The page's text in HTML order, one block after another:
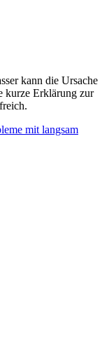
kann die Ursache
kurze Erklärung zur
mit langsam